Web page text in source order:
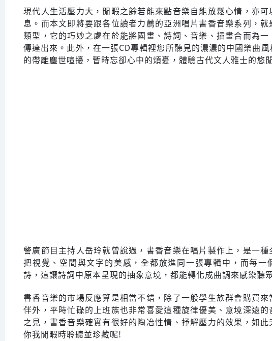
現代人生活壓力大，閒暇之餘若能來點音樂自能放鬆心情，亦
息。而本文即將要跟各位讀者力薦的亞洲唱片書香音樂系列，
類型，它的巧妙之處在於能將國畫、詩詞、音樂、插畫合而為
傳達出來。此外，在一張CD專輯裡您所聽見的濃濃的中國樂曲
的帶離塵世喧擾，暫時忘卻心中的煩憂，體驗古代文人雅士的悠
警廣節目主持人岳玲就曾說過，書香音樂在唱片製作上，是一種
把視覺、空間與文字的美感，全都放進同一張專輯中，而每一
詩，這讓詩詞中原本呈現的抽象意境，都能轉化成曲調來感染聽
書香音樂的市場反應算是相當不錯，除了一般學生族群會購買來
伴外，平時忙碌的上班族也非常喜愛這種旋律優美、意境深遠的
之見，書香音樂確實有很好的陶冶性情、抒解壓力的效果，如
你我閒暇時聆聽並珍藏呢!